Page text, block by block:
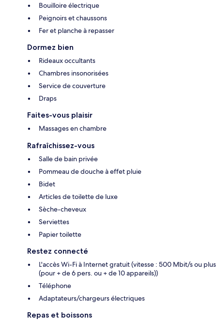
Bouilloire électrique
Peignoirs et chaussons
Fer et planche à repasser
Dormez bien
Rideaux occultants
Chambres insonorisées
Service de couverture
Draps
Faites-vous plaisir
Massages en chambre
Rafraîchissez-vous
Salle de bain privée
Pommeau de douche à effet pluie
Bidet
Articles de toilette de luxe
Sèche-cheveux
Serviettes
Papier toilette
Restez connecté
L'accès Wi-Fi à Internet gratuit (vitesse : 500 Mbit/s ou plus
(pour + de 6 pers. ou + de 10 appareils))
Téléphone
Adaptateurs/chargeurs électriques
Repas et boissons